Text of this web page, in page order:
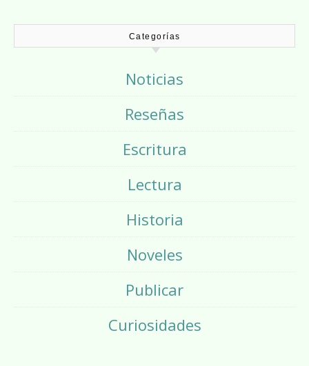
Categorías
Noticias
Reseñas
Escritura
Lectura
Historia
Noveles
Publicar
Curiosidades